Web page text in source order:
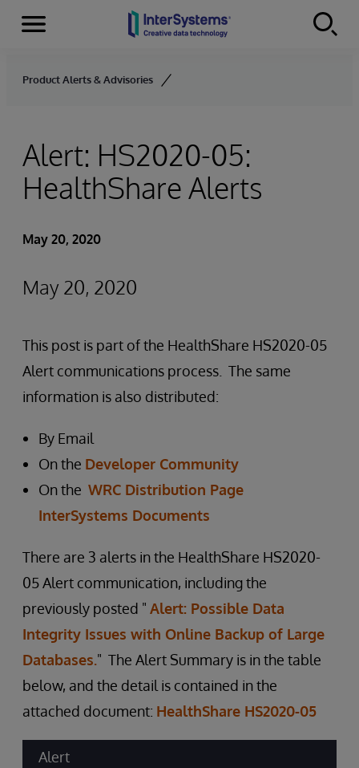
Skip to content
Menu
Product Alerts & Advisories
Alert: HS2020-05:
HealthShare Alerts
May 20, 2020
May 20, 2020
This post is part of the HealthShare HS2020-05
Alert communications process. The same
information is also distributed:
By Email
On the Developer Community
On the WRC Distribution Page
InterSystems Documents
There are 3 alerts in the HealthShare HS2020-
05 Alert communication, including the
previously posted " Alert: Possible Data
Integrity Issues with Online Backup of Large
Databases." The Alert Summary is in the table
below, and the detail is contained in the
attached document: HealthShare HS2020-05
Alert